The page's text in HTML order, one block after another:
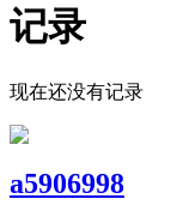
记录
现在还没有记录
a5906998